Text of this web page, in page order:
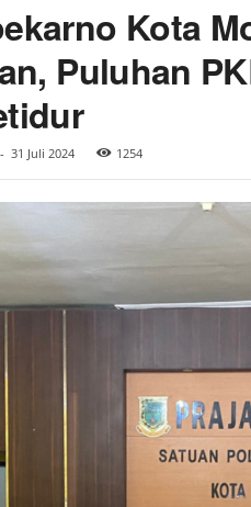
Kota
Puluhan
31 Juli 2024 1254